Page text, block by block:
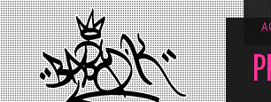
__gaTracker('require', 'displayfeatures');